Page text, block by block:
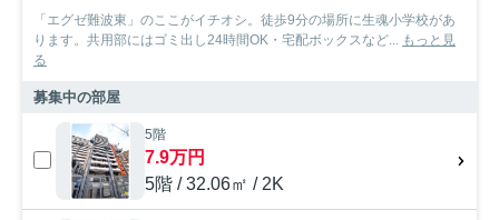
「エグゼ難波東」のここがイチオシ。徒歩9分の場所に生魂小学校があ
ります。共用部にはゴミ出し24時間OK・宅配ボックスなど... もっと見
る
募集中の部屋
5階
7.9万円
5階 / 32.06㎡ / 2K